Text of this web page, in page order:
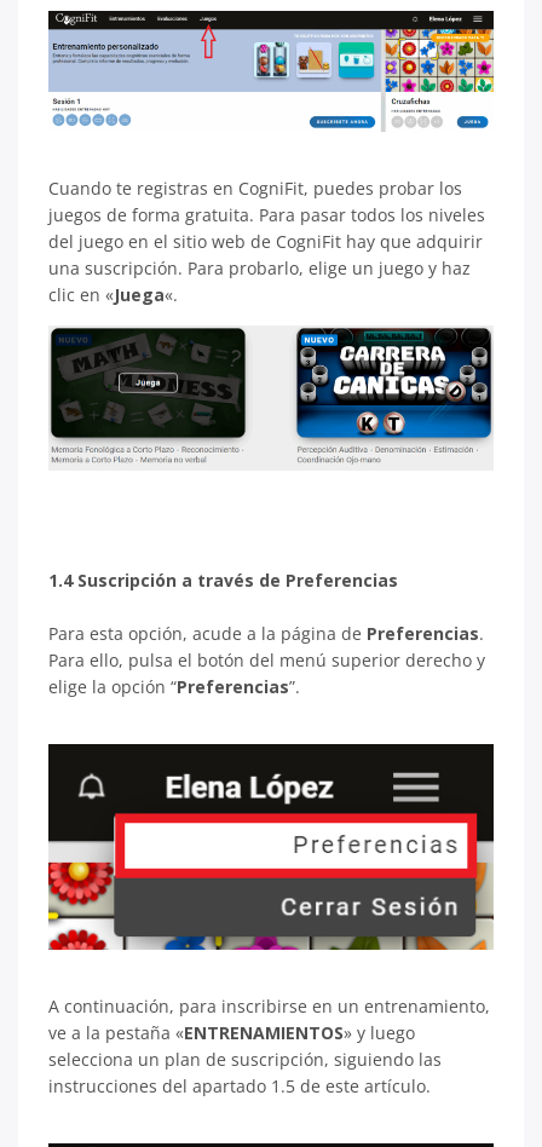
Cuando te registras en CogniFit, puedes probar los
juegos de forma gratuita. Para pasar todos los niveles
del juego en el sitio web de CogniFit hay que adquirir
una suscripción. Para probarlo, elige un juego y haz
clic en «Juega«.
1.4 Suscripción a través de Preferencias
Para esta opción, acude a la página de Preferencias.
Para ello, pulsa el botón del menú superior derecho y
elige la opción “Preferencias”.
A continuación, para inscribirse en un entrenamiento,
ve a la pestaña «ENTRENAMIENTOS» y luego
selecciona un plan de suscripción, siguiendo las
instrucciones del apartado 1.5 de este artículo.